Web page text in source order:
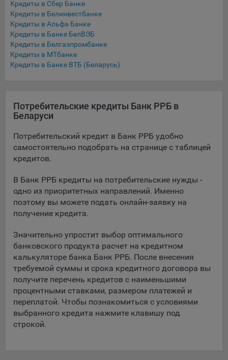
Подобные функции улучшают условия работы
пользователей с сайтом.
9.3. Файлы cookie предпочтений, например, для настройки
контента. Данные файлы cookie собирают информацию о
выборе пользователя на сайте и его предпочтениях и
позволяют Обществу «запомнить» информацию о
настраивать сайт.
9.4. Аналитические файлы cookie, например
собирают информацию о том, как пользователь
использовал сайты, и позволяют Обществу вносить в них
улучшения.
Аналитические файлы cookie показывают, какие страницы
сайта Общества посещаются чаще всего, помогают
выявлять трудности, возникающие при использовании
сайта, а также позволяют оценить эффективность
составить представление о тенденциях использования
сайта в целом. Общество использует информацию для
анализа трафика на сайтах.
9.5. Файлы cookie, применяемые для определения целевой
аудитории и в рекламных целях, например Яндекс.Метрика,
Google Analytics.
Технические/Функциональные, хранятся не более года;
Необходимые для функционирования веб-аналитических
Кредиты в Сбер Банке
Кредиты в Белинвестбанке
Кредиты в Альфа Банке
Кредиты в Банке БелВЭБ
Кредиты в Белгазпромбанке
Кредиты в МТбанке
Кредиты в Банке ВТБ (Беларусь)
Потребительские кредиты Банк РРБ в
Беларуси
Потребительский кредит в Банк РРБ удобно
самостоятельно подобрать на странице с таблицей
кредитов.
В Банк РРБ кредиты на потребительские нужды -
одно из приоритетных направлений. Именно
поэтому вы можете подать онлайн-заявку на
получение кредита.
Значительно упростит выбор оптимального
банковского продукта расчет на кредитном
калькуляторе банка Банк РРБ. После внесения
требуемой суммы и срока кредитного договора вы
получите перечень кредитов с наименьшими
процентными ставками, размером платежей и
переплатой. Чтобы познакомиться с условиями
выбранного кредита нажмите клавишу под
строкой.